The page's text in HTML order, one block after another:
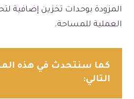
المزودة بوحدات تخزين إضافية
العملية للمساحة.
كما سنتحدث في هذه
التالي: